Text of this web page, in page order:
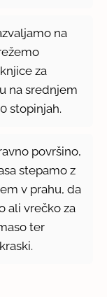
na
za
na srednjem
stopinjah.
površino,
stepamo z
v prahu, da
ali vrečko za
ter